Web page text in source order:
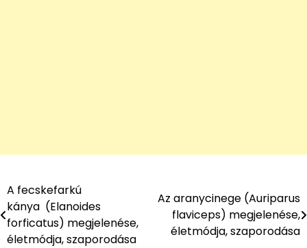
Bejegyzés
navigáció
A fecskefarkú
kánya (Elanoides
forficatus) megjelenése,
életmódja, szaporodása
Az aranycinege (Auriparus
flaviceps) megjelenése,
életmódja, szaporodása